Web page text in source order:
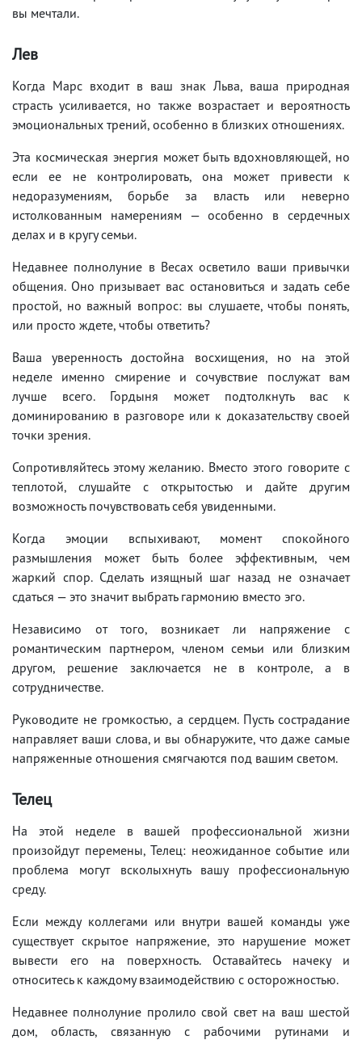
вы мечтали.
Лев
Когда Марс входит в ваш знак Льва, ваша природная
страсть усиливается, но также возрастает и вероятность
эмоциональных трений, особенно в близких отношениях.
Эта космическая энергия может быть вдохновляющей, но
если ее не контролировать, она может привести к
недоразумениям, борьбе за власть или неверно
истолкованным намерениям — особенно в сердечных
делах и в кругу семьи.
Недавнее полнолуние в Весах осветило ваши привычки
общения. Оно призывает вас остановиться и задать себе
простой, но важный вопрос: вы слушаете, чтобы понять,
или просто ждете, чтобы ответить?
Ваша уверенность достойна восхищения, но на этой
неделе именно смирение и сочувствие послужат вам
лучше всего. Гордыня может подтолкнуть вас к
доминированию в разговоре или к доказательству своей
точки зрения.
Сопротивляйтесь этому желанию. Вместо этого говорите с
теплотой, слушайте с открытостью и дайте другим
возможность почувствовать себя увиденными.
Когда эмоции вспыхивают, момент спокойного
размышления может быть более эффективным, чем
жаркий спор. Сделать изящный шаг назад не означает
сдаться — это значит выбрать гармонию вместо эго.
Независимо от того, возникает ли напряжение с
романтическим партнером, членом семьи или близким
другом, решение заключается не в контроле, а в
сотрудничестве.
Руководите не громкостью, а сердцем. Пусть сострадание
направляет ваши слова, и вы обнаружите, что даже самые
напряженные отношения смягчаются под вашим светом.
Телец
На этой неделе в вашей профессиональной жизни
произойдут перемены, Телец: неожиданное событие или
проблема могут всколыхнуть вашу профессиональную
среду.
Если между коллегами или внутри вашей команды уже
существует скрытое напряжение, это нарушение может
вывести его на поверхность. Оставайтесь начеку и
относитесь к каждому взаимодействию с осторожностью.
Недавнее полнолуние пролило свой свет на ваш шестой
дом, область, связанную с рабочими рутинами и